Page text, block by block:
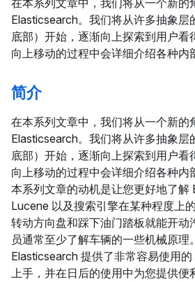
在本系列文章中，我们将从一个新的
Elasticsearch。我们将从许多抽象层
底部）开始，逐渐向上探索到用户看
向上移动的过程中会详细介绍各种内
简介
在本系列文章中，我们将从一个新的
Elasticsearch。我们将从许多抽象层
底部）开始，逐渐向上探索到用户看
向上移动的过程中会详细介绍各种内
本系列文章的动机是让您更好地了解
Lucene 以及搜索引擎在某种程度上
转动方向盘和踩下油门踏板就能开动
员通常至少了解车辆的一些机械原理
Elasticsearch 提供了非常容易使用
上手，并在日后的使用中为您提供便